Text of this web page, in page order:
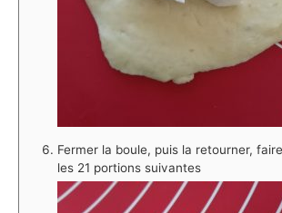
Fermer la boule, puis la retourner,
les 21 portions suivantes